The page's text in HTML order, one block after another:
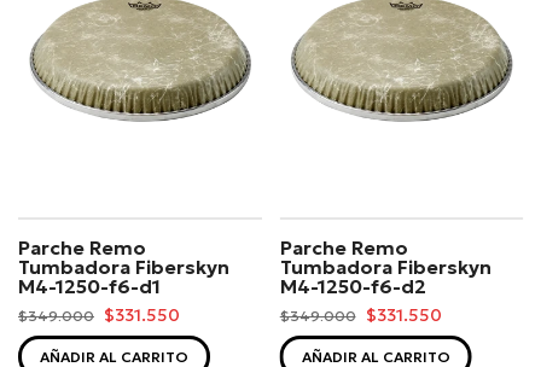
Parche Remo
Tumbadora Fiberskyn
M4-1250-f6-d1
$349.000 $331.550
AÑADIR AL CARRITO
Parche Remo
Tumbadora Fiberskyn
M4-1250-f6-d2
$349.000 $331.550
AÑADIR AL CARRITO